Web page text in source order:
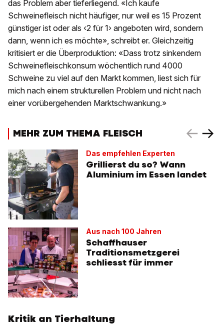
das Problem aber tieferliegend. «Ich kaufe
Schweinefleisch nicht häufiger, nur weil es 15 Prozent
günstiger ist oder als ‹2 für 1› angeboten wird, sondern
dann, wenn ich es möchte», schreibt er. Gleichzeitig
kritisiert er die Überproduktion: «Dass trotz sinkendem
Schweinefleischkonsum wöchentlich rund 4000
Schweine zu viel auf den Markt kommen, liest sich für
mich nach einem strukturellen Problem und nicht nach
einer vorübergehenden Marktschwankung.»
MEHR ZUM THEMA FLEISCH
Das empfehlen Experten
Grillierst du so? Wann
Aluminium im Essen landet
Aus nach 100 Jahren
Schaffhauser
Traditionsmetzgerei
schliesst für immer
Kritik an Tierhaltung